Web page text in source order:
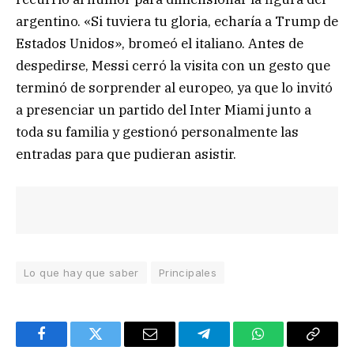
argentino. «Si tuviera tu gloria, echaría a Trump de
Estados Unidos», bromeó el italiano. Antes de
despedirse, Messi cerró la visita con un gesto que
terminó de sorprender al europeo, ya que lo invitó
a presenciar un partido del Inter Miami junto a
toda su familia y gestionó personalmente las
entradas para que pudieran asistir.
Lo que hay que saber Principales
FacebookTwitter Email TelegramWhatsAppCopy